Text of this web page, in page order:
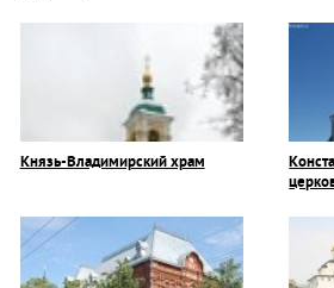
Князь-Владимирский храм